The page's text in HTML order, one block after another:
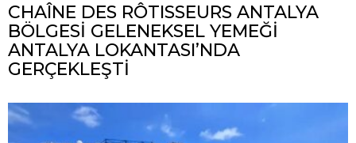
CHAÎNE DES RÔTISSEURS ANTALYA
BÖLGESİ GELENEKSEL YEMEĞİ
ANTALYA LOKANTASI’NDA
GERÇEKLEŞTİ